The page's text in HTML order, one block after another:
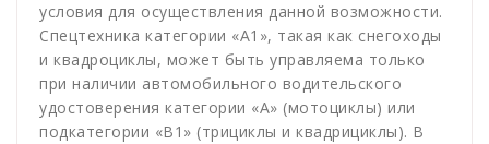
условия для осуществления данной возможности.
Спецтехника категории «А1», такая как снегоходы
и квадроциклы, может быть управляема только
при наличии автомобильного водительского
удостоверения категории «А» (мотоциклы) или
подкатегории «В1» (трициклы и квадрициклы). В